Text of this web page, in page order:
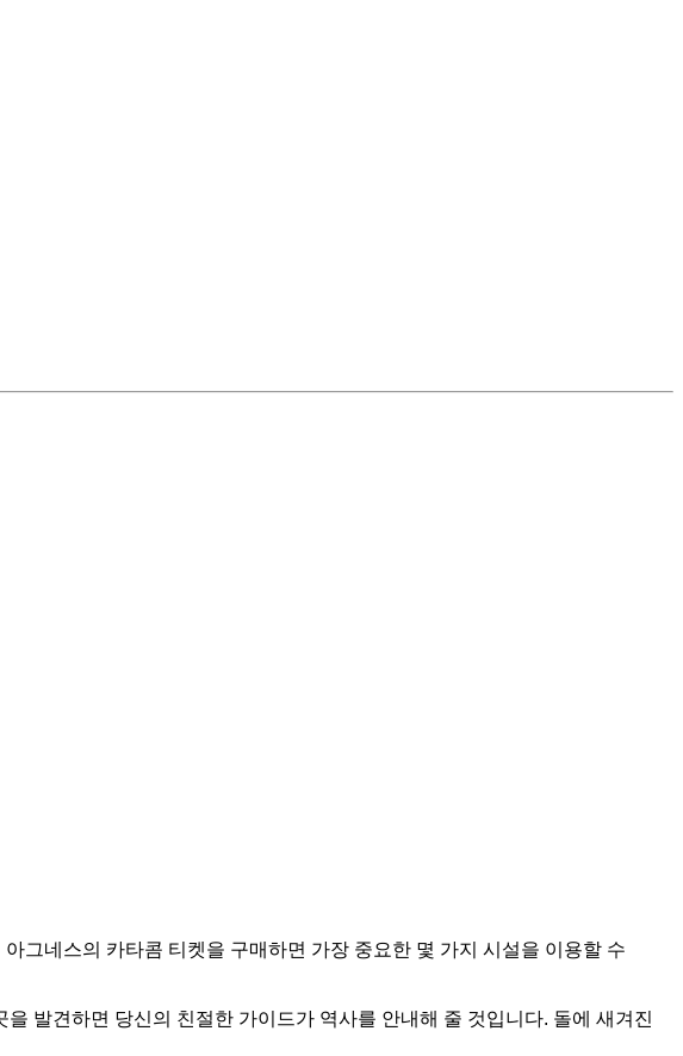
그네스의 카타콤 티켓을 구매하면 가장 중요한 몇 가지 시설을 이용할 수
발견하면 당신의 친절한 가이드가 역사를 안내해 줄 것입니다. 돌에 새겨진